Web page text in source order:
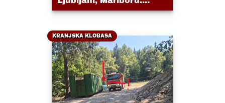
KRANJSKA KLOBASA